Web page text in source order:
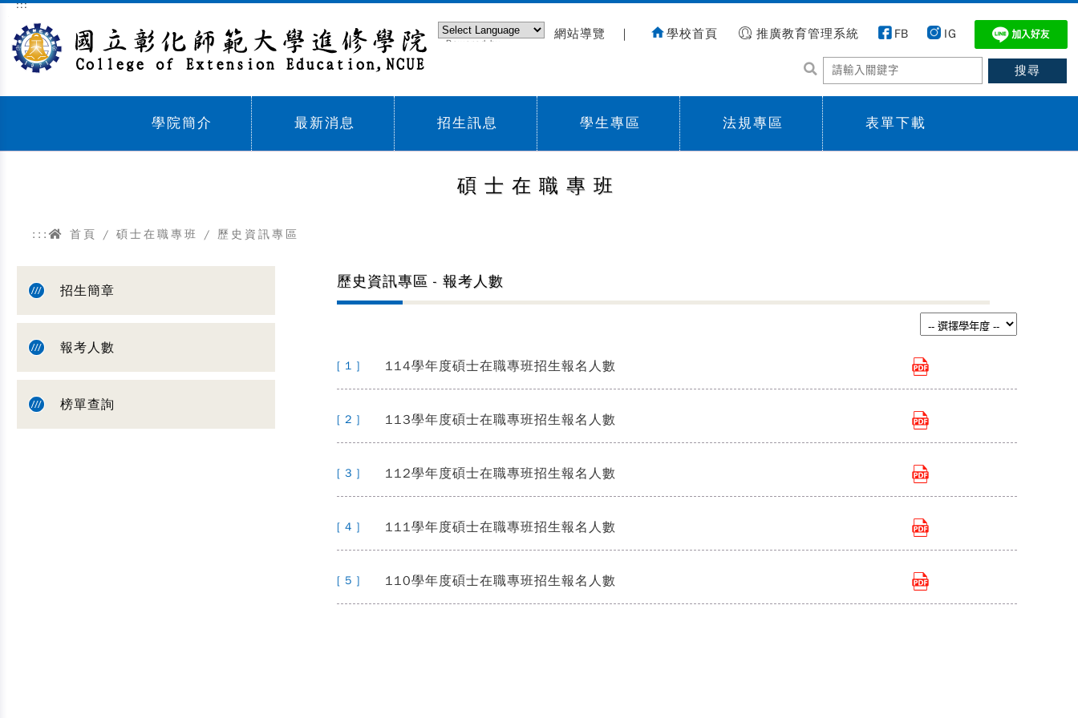
跳到主要內容區塊
:::
Powered by
網站導覽 ｜ 學校首頁 推廣教育管理系統 FB IG
學院簡介 最新消息 招生訊息 學生專區 法規專區 表單下載
碩士在職專班
::: 首頁 / 碩士在職專班 / 歷史資訊專區
招生簡章
報考人數
榜單查詢
歷史資訊專區 - 報考人數
[ 1 ] 114學年度碩士在職專班招生報名人數
[ 2 ] 113學年度碩士在職專班招生報名人數
[ 3 ] 112學年度碩士在職專班招生報名人數
[ 4 ] 111學年度碩士在職專班招生報名人數
[ 5 ] 110學年度碩士在職專班招生報名人數